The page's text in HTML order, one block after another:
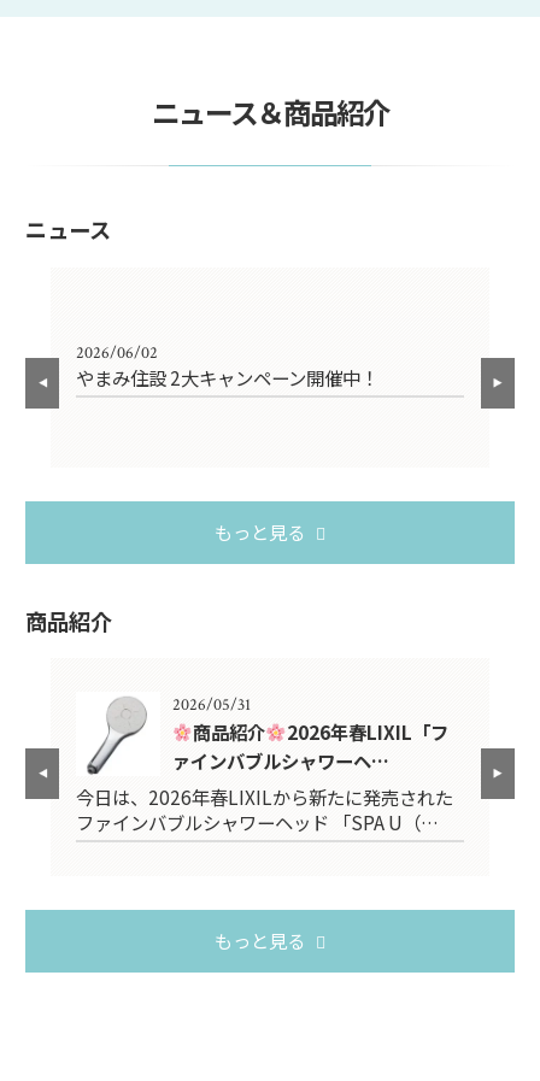
ニュース＆商品紹介
ニュース
2026/06/02
やまみ住設 2大キャンペーン開催中！
もっと見る
商品紹介
2026/05/31
商品紹介
2026年春LIXIL「フ
ァインバブルシャワーヘ…
今日は、2026年春LIXILから新たに発売された
ファインバブルシャワーヘッド 「SPA U（…
もっと見る